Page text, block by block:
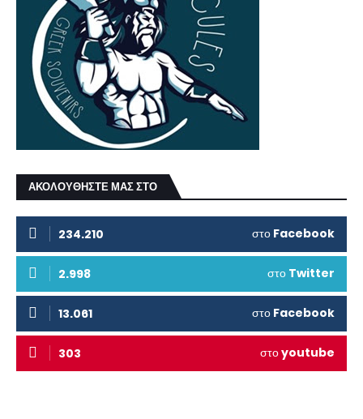
ΑΚΟΛΟΥΘΗΣΤΕ ΜΑΣ ΣΤΟ
234.210 στο Facebook
2.998 στο Twitter
13.061 στο Facebook
303 στοyoutube